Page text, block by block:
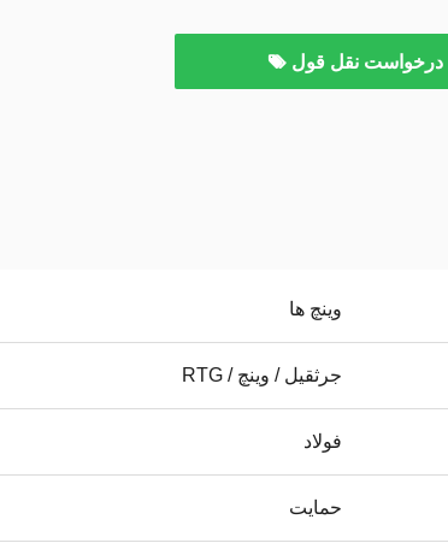
درخواست نقل قول
وینچ ها
جرثقیل / وینچ / RTG
فولاد
حمایت